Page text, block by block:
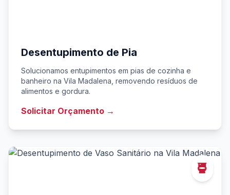
Desentupimento de Pia
Solucionamos entupimentos em pias de cozinha e
banheiro na Vila Madalena, removendo resíduos de
alimentos e gordura.
Solicitar Orçamento →